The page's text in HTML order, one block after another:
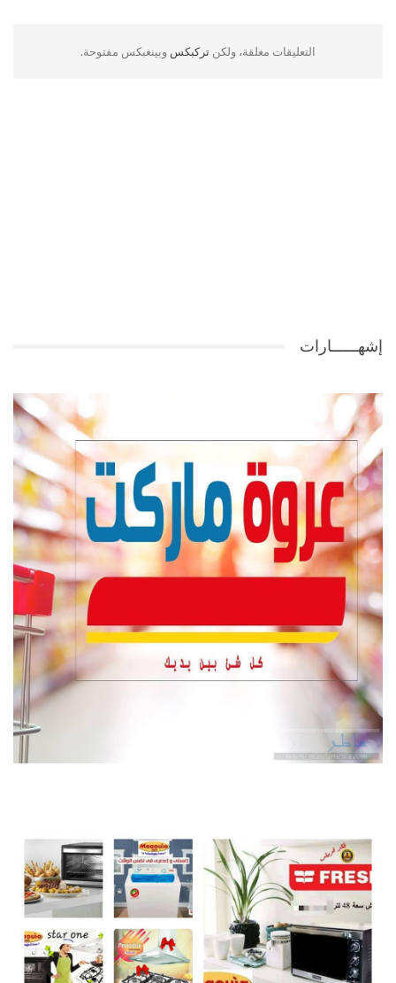
التعليقات مغلقة، ولكن تركبكس وبينغبكس مفتوحة.
إشهــــــارات